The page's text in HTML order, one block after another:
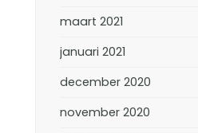
maart 2021
januari 2021
december 2020
november 2020